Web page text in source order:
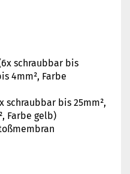
schraubbar bis
4mm², Farbe
schraubbar bis 25mm²,
Farbe gelb)